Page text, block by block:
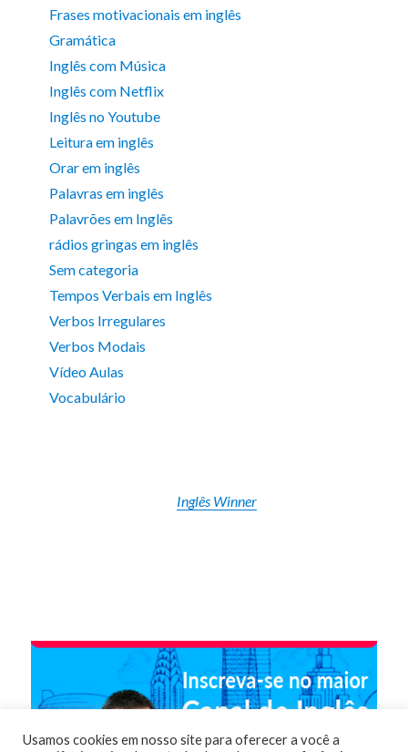
Frases motivacionais em inglês
Gramática
Inglês com Música
Inglês com Netflix
Inglês no Youtube
Leitura em inglês
Orar em inglês
Palavras em inglês
Palavrões em Inglês
rádios gringas em inglês
Sem categoria
Tempos Verbais em Inglês
Verbos Irregulares
Verbos Modais
Vídeo Aulas
Vocabulário
Inglês Winner
Usamos cookies em nosso site para oferecer a você a